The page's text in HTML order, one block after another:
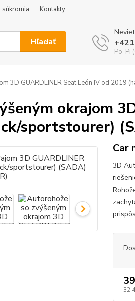
súkromia Kontakty
Hľadať
Po-Pi
3D GUARDLINER Seat León IV od 2019
okrajom
sportstourer)
Car
3D